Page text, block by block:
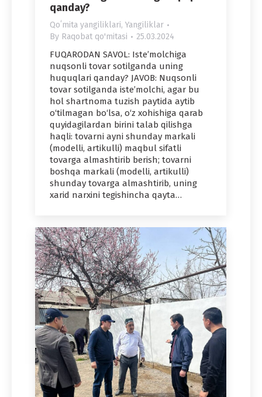
qanday?
Qoʻmita yangiliklari, Yangiliklar
By Raqobat qo'mitasi 25.03.2024
FUQARODAN SAVOL: Iste’molchiga
nuqsonli tovar sotilganda uning
huquqlari qanday? JAVOB: Nuqsonli
tovar sotilganda iste’molchi, agar bu
hol shartnoma tuzish paytida aytib
o‘tilmagan bo‘lsa, o‘z xohishiga qarab
quyidagilardan birini talab qilishga
haqli: tovarni ayni shunday markali
(modelli, artikulli) maqbul sifatli
tovarga almashtirib berish; tovarni
boshqa markali (modelli, artikulli)
shunday tovarga almashtirib, uning
xarid narxini tegishincha qayta…